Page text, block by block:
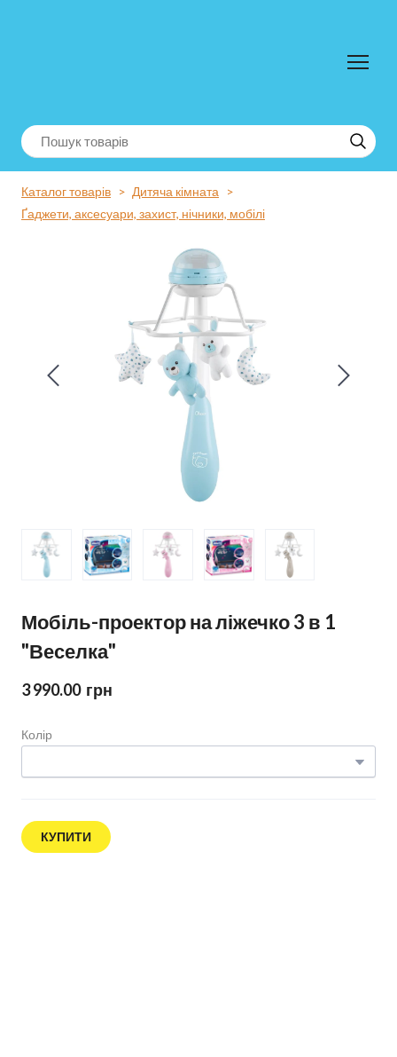
Каталог товарів
Дитяча кімната
Ґаджети, аксесуари, захист, нічники, мобілі
Мобіль-проектор на ліжечко 3 в 1
"Веселка"
3 990.00  грн
Колір
КУПИТИ